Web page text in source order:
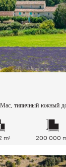
Мас, типичный южный
m² 200 000